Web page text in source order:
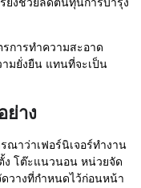
การทำความสะอาด
มยั่งยืน แทนที่จะเป็น
ย่าง
ณาว่าเฟอร์นิเจอร์ทำงาน
ง โต๊ะแนวนอน หน่วยจัด
วางที่กำหนดไว้ก่อนหน้า